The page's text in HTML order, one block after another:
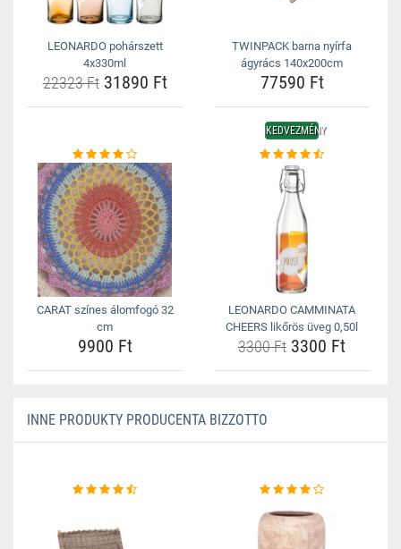
LEONARDO pohárszett
4x330ml
22323 Ft31890 Ft
TWINPACK barna nyírfa
ágyrács 140x200cm
77590 Ft
CARAT színes álomfogó 32
cm
9900 Ft
KEDVEZMÉNY
LEONARDO CAMMINATA
CHEERS likőrös üveg 0,50l
3300 Ft 3300 Ft
INNE PRODUKTY PRODUCENTA BIZZOTTO